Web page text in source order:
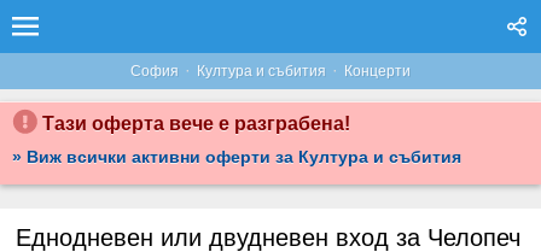
София · Култура и събития · Концерти
Тази оферта вече е разграбена!
» Виж всички активни оферти за Култура и събития
Еднодневен или двудневен вход за Челопеч